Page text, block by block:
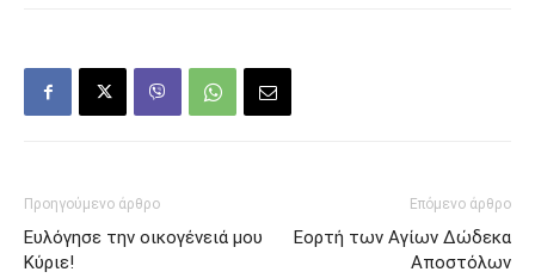
Προηγούμενο άρθρο
Ευλόγησε την οικογένειά μου
Κύριε!
Επόμενο άρθρο
Εορτή των Αγίων Δώδεκα
Αποστόλων